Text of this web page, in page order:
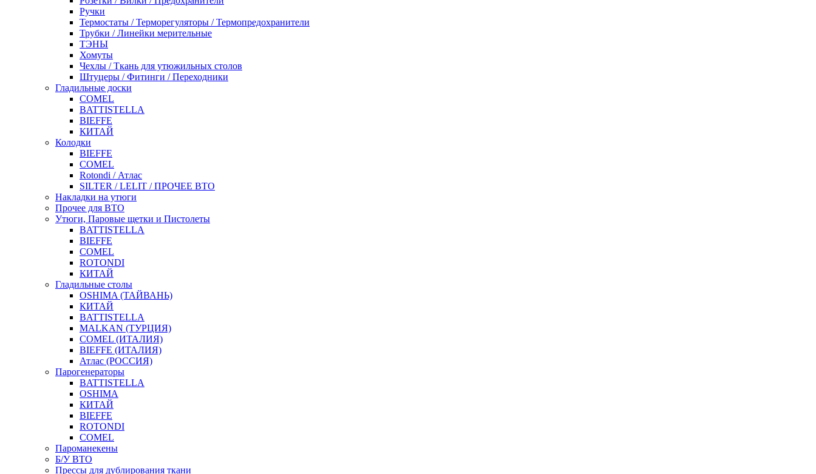
Ручки
Термостаты / Терморегуляторы / Термопредохранители
Трубки / Линейки мерительные
ТЭНЫ
Хомуты
Чехлы / Ткань для утюжильных столов
Штуцеры / Фитинги / Переходники
Гладильные доски
COMEL
BATTISTELLA
BIEFFE
КИТАЙ
Колодки
BIEFFE
COMEL
Rotondi / Атлас
SILTER / LELIT / ПРОЧЕЕ ВТО
Накладки на утюги
Прочее для ВТО
Утюги, Паровые щетки и Пистолеты
BATTISTELLA
BIEFFE
COMEL
ROTONDI
КИТАЙ
Гладильные столы
OSHIMA (ТАЙВАНЬ)
КИТАЙ
BATTISTELLA
MALKAN (ТУРЦИЯ)
COMEL (ИТАЛИЯ)
BIEFFE (ИТАЛИЯ)
Атлас (РОССИЯ)
Парогенераторы
BATTISTELLA
OSHIMA
КИТАЙ
BIEFFE
ROTONDI
COMEL
Пароманекены
Б/У ВТО
Прессы для дублирования ткани